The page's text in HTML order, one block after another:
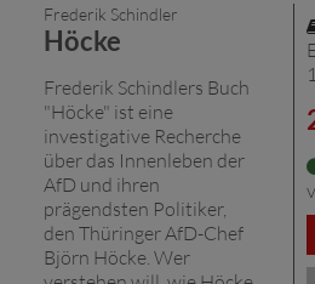
Frederik Schindler
Höcke
Frederik Schindlers Buch
"Höcke" ist eine
investigative Recherche
über das Innenleben der
AfD und ihren
prägendsten Politiker,
den Thüringer AfD-Chef
Björn Höcke. Wer